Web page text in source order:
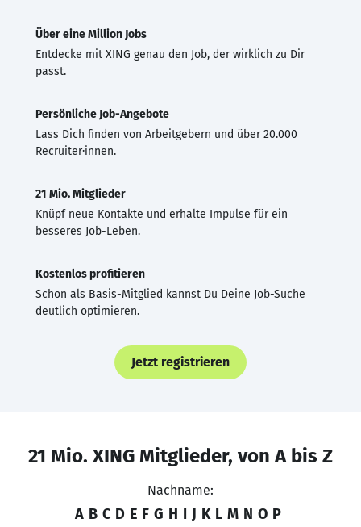
Über eine Million Jobs
Entdecke mit XING genau den Job, der wirklich zu Dir
passt.
Persönliche Job-Angebote
Lass Dich finden von Arbeitgebern und über 20.000
Recruiter·innen.
21 Mio. Mitglieder
Knüpf neue Kontakte und erhalte Impulse für ein
besseres Job-Leben.
Kostenlos profitieren
Schon als Basis-Mitglied kannst Du Deine Job-Suche
deutlich optimieren.
Jetzt registrieren
21 Mio. XING Mitglieder, von A bis Z
Nachname:
A B C D E F G H I J K L M N O P